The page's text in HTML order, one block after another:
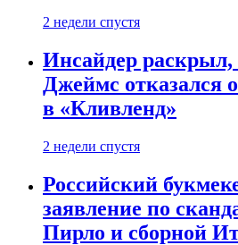
2 недели спустя
Инсайдер
Джеймс отказался
в «Кливленд»
2 недели спустя
Российский
заявление по
Пирло и сборной